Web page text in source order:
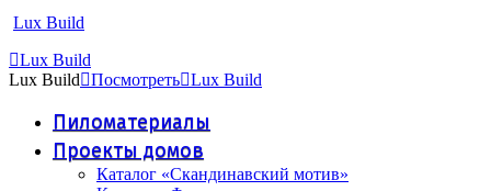
Lux Build
Lux Build
Lux Build
Посмотреть Lux Build
Пиломатериалы
Проекты домов
Каталог «Скандинавский мотив»